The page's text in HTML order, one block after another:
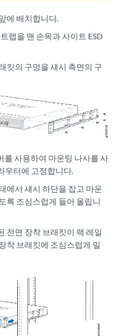
에 배치합니다.
랩을 맨 손목과 사이트 ESD
킷의 구멍을 섀시 측면의 구
를 사용하여 마운팅 나사를 사
우터에 고정합니다.
에서 섀시 하단을 잡고 마운
록 조심스럽게 들어 올립니
전면 장착 브래킷이 랙 레일
착 브래킷에 조심스럽게 밀